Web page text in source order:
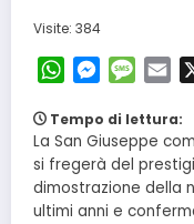
Visite: 384
WhatsApp
Tempo di lettura:
La San Giuseppe
si fregerà del
dimostrazione della
ultimi anni e